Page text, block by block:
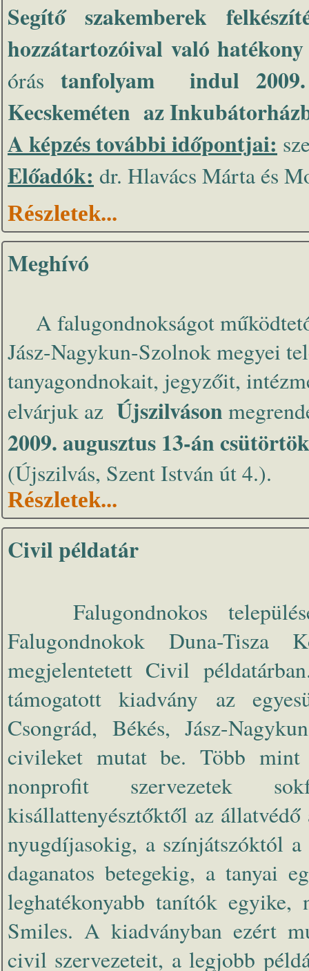
Segítő szakemberek
hozzátartozóival való
órás tanfolyam indul
Kecskeméten az
A képzés további időpontjai:
Előadók: dr. Hlavács Márta és
Részletek...
Meghívó
A falugondnokságot
Jász-Nagykun-Szolnok megyei
tanyagondnokait, jegyzőit,
elvárjuk az Újszilváson
2009. augusztus 13-án
(Újszilvás, Szent István út 4.).
Részletek...
Civil példatár
Falugondnokos
Falugondnokok Duna-
megjelentetett Civil
támogatott kiadvány az
Csongrád, Békés, Jász-
civileket mutat be. Több
nonprofit szervezetek
kisállattenyésztőktől az
nyugdíjasokig, a színjátszóktól
daganatos betegekig, a tanyai
leghatékonyabb tanítók
Smiles. A kiadványban ezért
civil szervezeteit, a legjobb